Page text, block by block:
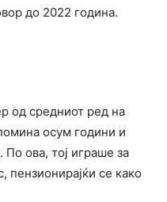
до 2022 година.
од средниот ред на
осум години и
ова, тој играше за
се како